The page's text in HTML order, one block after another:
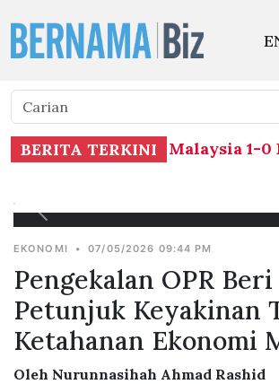
BERITA TERKINI
ASEAN 2026: Malaysia 1-0
EKONOMI • 07/05/2026 09:44 PM
Pengekalan OPR Beri
Petunjuk Keyakinan
Ketahanan Ekonomi
Oleh Nurunnasihah Ahmad Rashid